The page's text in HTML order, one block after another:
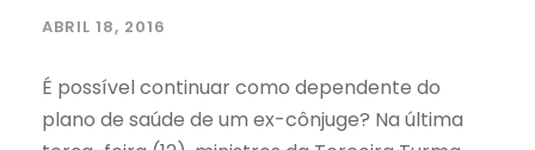
ABRIL 18, 2016
É possível continuar como dependente do
plano de saúde de um ex-cônjuge? Na última